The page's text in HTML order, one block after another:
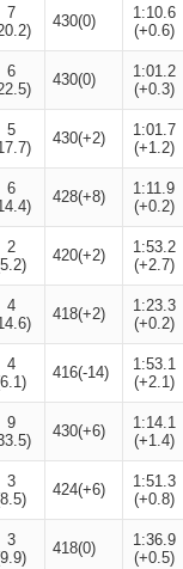
7
430(0)
1:10.6
(+0.6)
6
430(0)
1:01.2
(+0.3)
5
430(+2)
1:01.7
(+1.2)
6
428(+8)
1:11.9
(+0.2)
2
420(+2)
1:53.2
(+2.7)
4
418(+2)
1:23.3
(+0.2)
4
416(-14)
1:53.1
(+2.1)
9
430(+6)
1:14.1
(+1.4)
3
424(+6)
1:51.3
(+0.8)
3
418(0)
1:36.9
(+0.5)